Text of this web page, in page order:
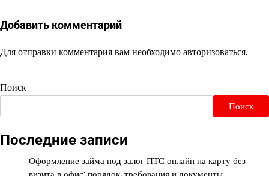
Добавить комментарий
Для отправки комментария вам необходимоавторизоваться.
Поиск
Поиск
Последние записи
Оформление займа под залог ПТС онлайн на карту без